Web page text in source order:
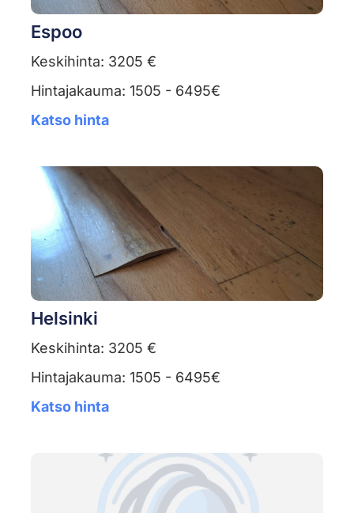
Espoo
Keskihinta: 3205 €
Hintajakauma: 1505 - 6495€
Katso hinta
Helsinki
Keskihinta: 3205 €
Hintajakauma: 1505 - 6495€
Katso hinta